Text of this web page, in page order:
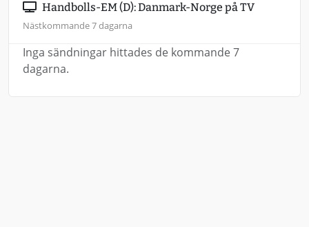
Handbolls-EM (D): Danmark-Norge på TV
Nästkommande 7 dagarna
Inga sändningar hittades de kommande 7
dagarna.